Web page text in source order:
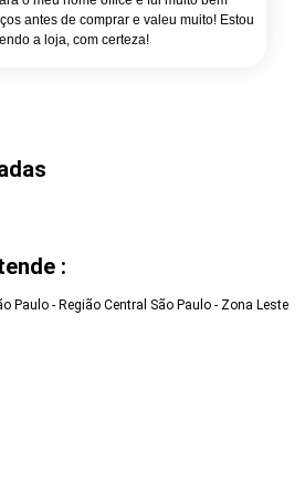
antes de comprar e valeu muito! Estou
a loja, com certeza!
:
Paulo - Região Central São Paulo - Zona Leste